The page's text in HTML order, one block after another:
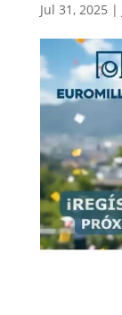
Jul 31, 2025 |